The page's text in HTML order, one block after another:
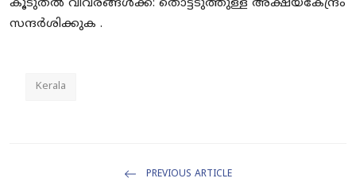
കൂടുതൽ വിവരങ്ങൾക്ക്: തൊട്ടടുത്തുള്ള അക്ഷയകേന്ദ്രം
സന്ദർശിക്കുക .
Kerala
PREVIOUS ARTICLE